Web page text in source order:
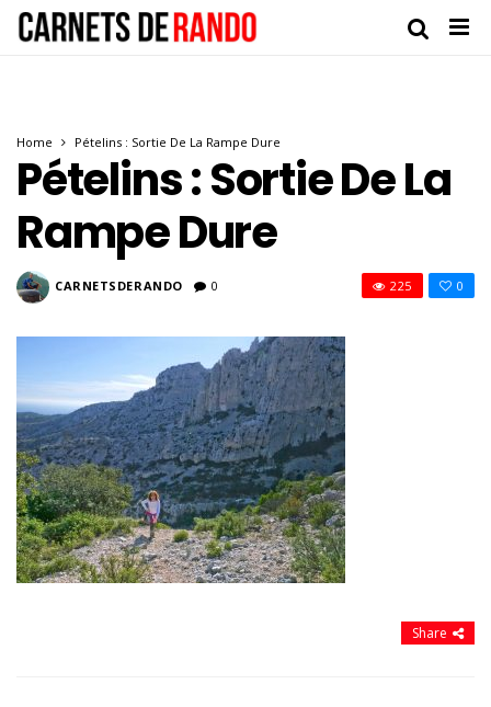
Home Pételins : Sortie De La Rampe Dure
Pételins : Sortie De La
Rampe Dure
CARNETSDERANDO 0 0
225
Share